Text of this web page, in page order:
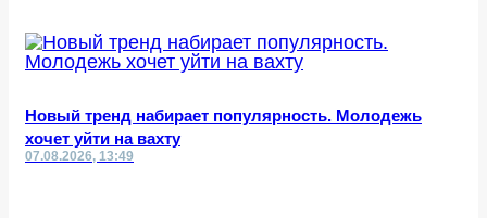
Новый тренд набирает популярность. Молодежь
хочет уйти на вахту
07.08.2026, 13:49